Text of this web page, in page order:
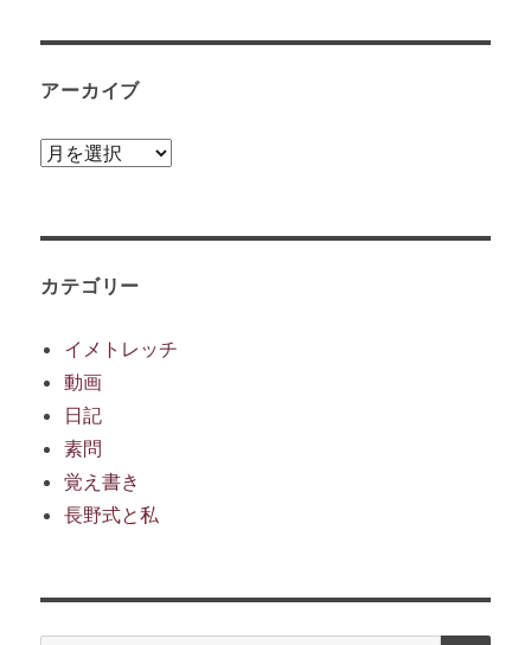
アーカイブ
ア
ブ
カテゴリー
イメトレッチ
動画
日記
素問
覚え書き
長野式と私